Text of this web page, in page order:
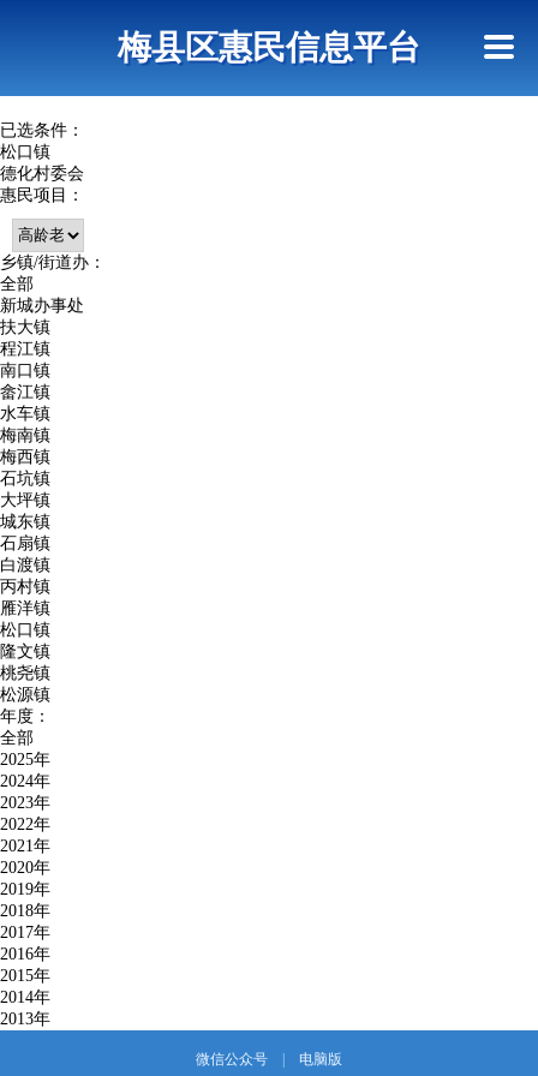
查询指引梅县区惠民信息平台
已选条件：
松口镇
德化村委会
惠民项目：
乡镇/街道办：
全部
新城办事处
扶大镇
程江镇
南口镇
畲江镇
水车镇
梅南镇
梅西镇
石坑镇
大坪镇
城东镇
石扇镇
白渡镇
丙村镇
雁洋镇
松口镇
隆文镇
桃尧镇
松源镇
年度：
全部
2025年
2024年
2023年
2022年
2021年
2020年
2019年
2018年
2017年
2016年
2015年
2014年
2013年
微信公众号 电脑版